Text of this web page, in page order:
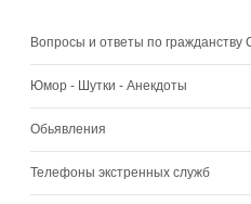
Вопросы и ответы по
Юмор - Шутки - Анекдоты
Обьявления
Телефоны экстренных служб